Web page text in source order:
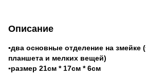
Описание
▪два основные отделение на змейке
планшета и мелких вещей)
▪размер 21см * 17см * 6см